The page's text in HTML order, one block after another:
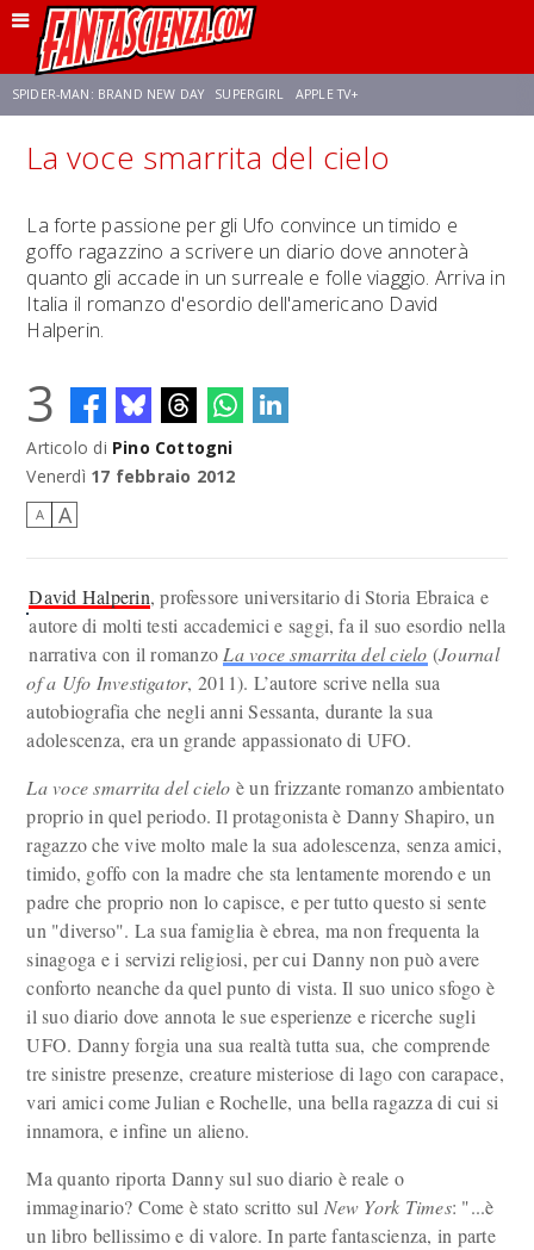
SPIDER-MAN: BRAND NEW DAY SUPERGIRL APPLE TV+
FRANCO RICCIARDIELLO ZENDAYA STAR TREK AVENGERS: DOOMSDAY
NETFLIX SADIE SINK STAR TREK: STRANGE NEW WORLDS
La voce smarrita del cielo
La forte passione per gli Ufo convince un timido e
goffo ragazzino a scrivere un diario dove annoterà
quanto gli accade in un surreale e folle viaggio. Arriva in
Italia il romanzo d'esordio dell'americano David
Halperin.
3
Articolo di Pino Cottogni
Venerdì 17 febbraio 2012
A A
David Halperin, professore universitario di Storia Ebraica e
autore di molti testi accademici e saggi, fa il suo esordio nella
narrativa con il romanzo La voce smarrita del cielo (Journal
of a Ufo Investigator, 2011). L’autore scrive nella sua
autobiografia che negli anni Sessanta, durante la sua
adolescenza, era un grande appassionato di UFO.
La voce smarrita del cielo è un frizzante romanzo ambientato
proprio in quel periodo. Il protagonista è Danny Shapiro, un
ragazzo che vive molto male la sua adolescenza, senza amici,
timido, goffo con la madre che sta lentamente morendo e un
padre che proprio non lo capisce, e per tutto questo si sente
un "diverso". La sua famiglia è ebrea, ma non frequenta la
sinagoga e i servizi religiosi, per cui Danny non può avere
conforto neanche da quel punto di vista. Il suo unico sfogo è
il suo diario dove annota le sue esperienze e ricerche sugli
UFO. Danny forgia una sua realtà tutta sua, che comprende
tre sinistre presenze, creature misteriose di lago con carapace,
vari amici come Julian e Rochelle, una bella ragazza di cui si
innamora, e infine un alieno.
Ma quanto riporta Danny sul suo diario è reale o
immaginario? Come è stato scritto sul New York Times: "...è
un libro bellissimo e di valore. In parte fantascienza, in parte